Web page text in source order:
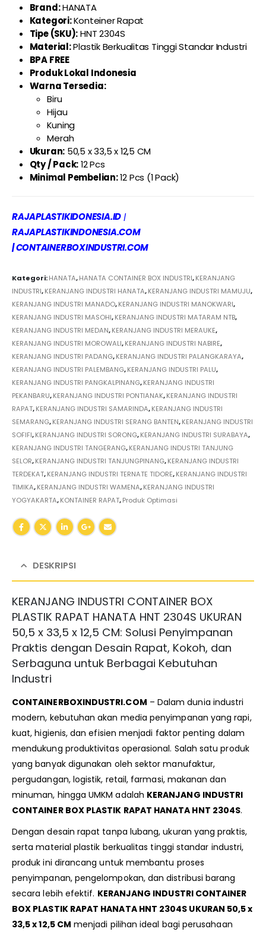
Brand:HANATA
Kategori:Konteiner Rapat
Tipe (SKU):HNT 2304S
Material:Plastik Berkualitas Tinggi Standar Industri
BPA FREE
Produk Lokal Indonesia
Warna Tersedia:
Biru
Hijau
Kuning
Merah
Ukuran: 50,5 x 33,5 x 12,5 CM
Qty / Pack:12 Pcs
Minimal Pembelian:12 Pcs (1 Pack)
RAJAPLASTIKIDONESIA.ID|
RAJAPLASTIKINDONESIA.COM
|CONTAINERBOXINDUSTRI.COM
Kategori:HANATA,HANATA CONTAINER BOX INDUSTRI,KERANJANG
INDUSTRI,KERANJANG INDUSTRI HANATA,KERANJANG INDUSTRI MAMUJU,
KERANJANG INDUSTRI MANADO,KERANJANG INDUSTRI MANOKWARI,
KERANJANG INDUSTRI MASOHI,KERANJANG INDUSTRI MATARAM NTB,
KERANJANG INDUSTRI MEDAN,KERANJANG INDUSTRI MERAUKE,
KERANJANG INDUSTRI MOROWALI,KERANJANG INDUSTRI NABIRE,
KERANJANG INDUSTRI PADANG,KERANJANG INDUSTRI PALANGKARAYA,
KERANJANG INDUSTRI PALEMBANG,KERANJANG INDUSTRI PALU,
KERANJANG INDUSTRI PANGKALPINANG,KERANJANG INDUSTRI
PEKANBARU,KERANJANG INDUSTRI PONTIANAK,KERANJANG INDUSTRI
RAPAT,KERANJANG INDUSTRI SAMARINDA,KERANJANG INDUSTRI
SEMARANG,KERANJANG INDUSTRI SERANG BANTEN,KERANJANG INDUSTRI
SOFIFI,KERANJANG INDUSTRI SORONG,KERANJANG INDUSTRI SURABAYA,
KERANJANG INDUSTRI TANGERANG,KERANJANG INDUSTRI TANJUNG
SELOR,KERANJANG INDUSTRI TANJUNGPINANG,KERANJANG INDUSTRI
TERDEKAT,KERANJANG INDUSTRI TERNATE TIDORE,KERANJANG INDUSTRI
TIMIKA,KERANJANG INDUSTRI WAMENA,KERANJANG INDUSTRI
YOGYAKARTA,KONTAINER RAPAT,Produk Optimasi
DESKRIPSI
KERANJANG INDUSTRI CONTAINER BOX
PLASTIK RAPAT HANATA HNT 2304S UKURAN
50,5 x 33,5 x 12,5 CM: Solusi Penyimpanan
Praktis dengan Desain Rapat, Kokoh, dan
Serbaguna untuk Berbagai Kebutuhan
Industri
CONTAINERBOXINDUSTRI.COM – Dalam dunia industri
modern, kebutuhan akan media penyimpanan yang rapi,
kuat, higienis, dan efisien menjadi faktor penting dalam
mendukung produktivitas operasional. Salah satu produk
yang banyak digunakan oleh sektor manufaktur,
pergudangan, logistik, retail, farmasi, makanan dan
minuman, hingga UMKM adalah KERANJANG INDUSTRI
CONTAINER BOX PLASTIK RAPAT HANATA HNT 2304S.
Dengan desain rapat tanpa lubang, ukuran yang praktis,
serta material plastik berkualitas tinggi standar industri,
produk ini dirancang untuk membantu proses
penyimpanan, pengelompokan, dan distribusi barang
secara lebih efektif. KERANJANG INDUSTRI CONTAINER
BOX PLASTIK RAPAT HANATA HNT 2304S UKURAN 50,5 x
33,5 x 12,5 CM menjadi pilihan ideal bagi perusahaan